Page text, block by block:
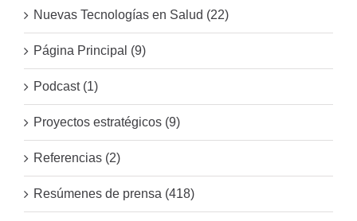
Nuevas Tecnologías en Salud (22)
Página Principal (9)
Podcast (1)
Proyectos estratégicos (9)
Referencias (2)
Resúmenes de prensa (418)